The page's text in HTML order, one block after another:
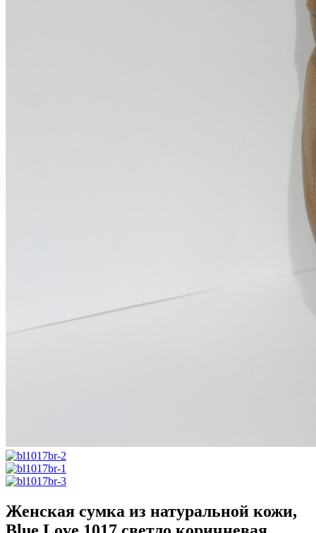
Женская сумка из натуральной кожи,